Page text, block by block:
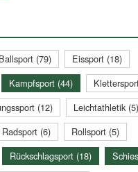
Ballsport (79)
Eissport (18)
Kampfsport (44)
(12)
Leichtathletik (5)
Radsport (6)
Rollsport (5)
Rückschlagsport (18)